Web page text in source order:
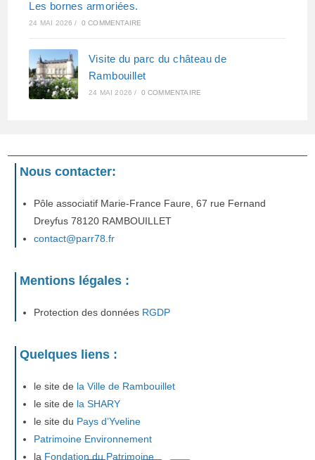
Les bornes armoriées.
24 MAI 2026 / 0 COMMENTAIRE
Visite du parc du château de
Rambouillet
24 MAI 2026 / 0 COMMENTAIRE
Nous contacter:
Pôle associatif Marie-France Faure, 67 rue Fernand
Dreyfus 78120 RAMBOUILLET
contact@parr78.fr
Mentions légales :
Protection des données RGDP
Quelques liens :
le site de la Ville de Rambouillet
le site de la SHARY
le site du Pays d’Yveline
Patrimoine Environnement
la Fondation du Patrimoine